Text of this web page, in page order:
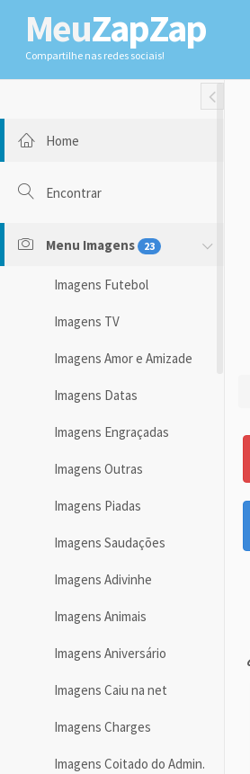
MeuZapZap
Compartilhe nas redes sociais!
Toggle
Home
Encontrar
Menu Imagens 23
Imagens Futebol
Imagens TV
Imagens Amor e Amizade
Imagens Datas
Imagens Engraçadas
Imagens Outras
Imagens Piadas
Imagens Saudações
Imagens Adivinhe
Imagens Animais
Imagens Aniversário
Imagens Caiu na net
Imagens Charges
Imagens Coitado do Admin.